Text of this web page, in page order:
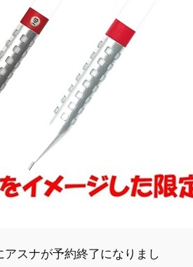
アスナが予約終了になりまし